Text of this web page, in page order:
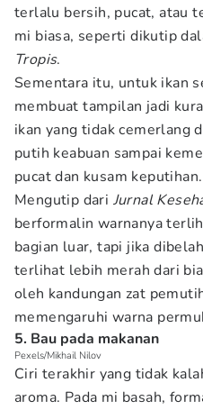
terlalu bersih, pucat, atau
mi biasa, seperti dikutip
Tropis.
Sementara itu, untuk ikan
membuat tampilan jadi
ikan yang tidak cemerlang
putih keabuan sampai
pucat dan kusam keputihan.
Mengutip dari Jurnal
berformalin warnanya
bagian luar, tapi jika
terlihat lebih merah dari
oleh kandungan zat
memengaruhi warna
5. Bau pada makanan
Pexels/Mikhail Nilov
Ciri terakhir yang tidak
aroma. Pada mi basah,